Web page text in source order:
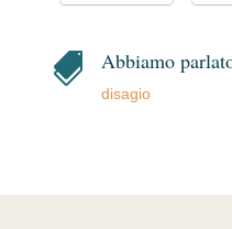
 Abbiamo
disagio